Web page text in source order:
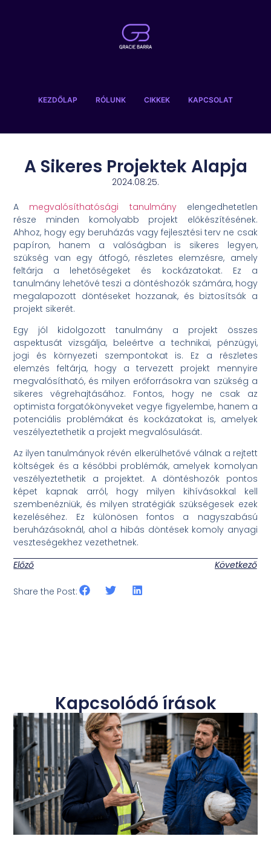
KEZDŐLAP RÓLUNK CIKKEK KAPCSOLAT
A Sikeres Projektek Alapja
2024.08.25.
A megvalósíthatósági tanulmányelengedhetetlen
része minden komolyabb projekt előkészítésének.
Ahhoz, hogy egy beruházás vagy fejlesztési terv ne csak
papíron, hanem a valóságban is sikeres legyen,
szükség van egy átfogó, részletes elemzésre, amely
feltárja a lehetőségeket és kockázatokat. Ez a
tanulmány lehetővé teszi a döntéshozók számára, hogy
megalapozott döntéseket hozzanak, és biztosítsák a
projekt sikerét.
Egy jól kidolgozott tanulmány a projekt összes
aspektusát vizsgálja, beleértve a technikai, pénzügyi,
jogi és környezeti szempontokat is. Ez a részletes
elemzés feltárja, hogy a tervezett projekt mennyire
megvalósítható, és milyen erőforrásokra van szükség a
sikeres végrehajtásához. Fontos, hogy ne csak az
optimista forgatókönyveket vegye figyelembe, hanem a
potenciális problémákat és kockázatokat is, amelyek
veszélyeztethetik a projekt megvalósulását.
Az ilyen tanulmányok révén elkerülhetővé válnak a rejtett
költségek és a későbbi problémák, amelyek komolyan
veszélyeztethetik a projektet. A döntéshozók pontos
képet kapnak arról, hogy milyen kihívásokkal kell
szembenézniük, és milyen stratégiák szükségesek ezek
kezeléséhez. Ez különösen fontos a nagyszabású
beruházásoknál, ahol a hibás döntések komoly anyagi
veszteségekhez vezethetnek.
Előző
Következő
Share the Post:
Kapcsolódó írások